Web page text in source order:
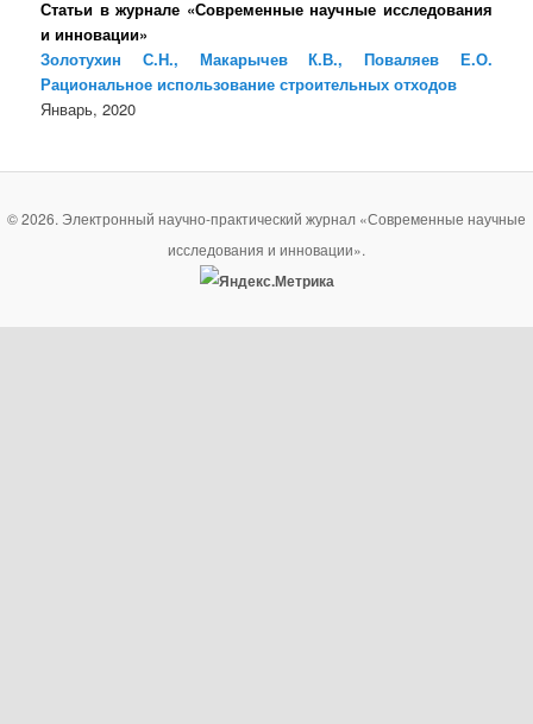
Статьи в журнале «Современные научные исследования
и инновации»
Золотухин С.Н., Макарычев К.В., Поваляев Е.О.
Рациональное использование строительных отходов
Январь, 2020
© 2026. Электронный научно-практический журнал «Современные научные
исследования и инновации».